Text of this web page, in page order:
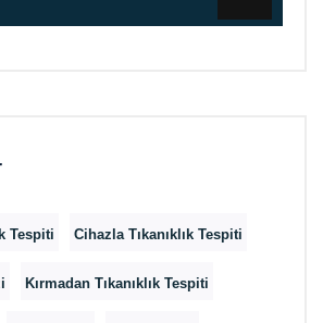
Tespiti Cihazla Tıkanıklık Tespiti
Kırmadan Tıkanıklık Tespiti